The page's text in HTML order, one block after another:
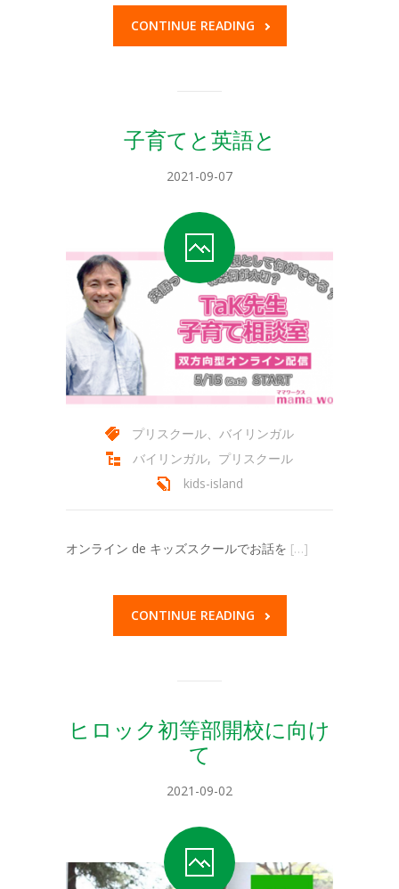
ブログ
-- 学生インターン募集
CONTINUE READING
子育てと英語と
2021-09-07
プリスクール、バイリンガル
バイリンガル, プリスクール
kids-island
オンライン de キッズスクールでお話を […]
CONTINUE READING
ヒロック初等部開校に向け
て
2021-09-02